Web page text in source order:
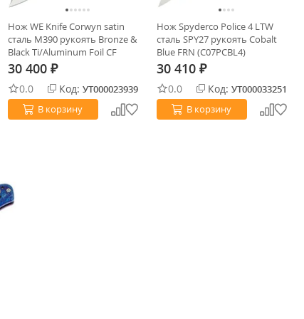
Нож WE Knife Corwyn satin
сталь M390 рукоять Bronze &
Black Ti/Aluminum Foil CF
(WE24088-3)
30 400 ₽
0.0 Код: УТ000023939
В корзину
Нож Spyderco Police 4 LTW
сталь SPY27 рукоять Cobalt
Blue FRN (C07PCBL4)
30 410 ₽
0.0 Код: УТ000033251
В корзину